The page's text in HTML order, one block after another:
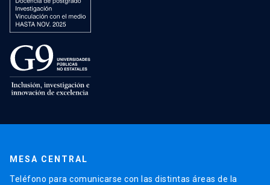
MESA CENTRAL
Teléfono para comunicarse con las distintas áreas de la